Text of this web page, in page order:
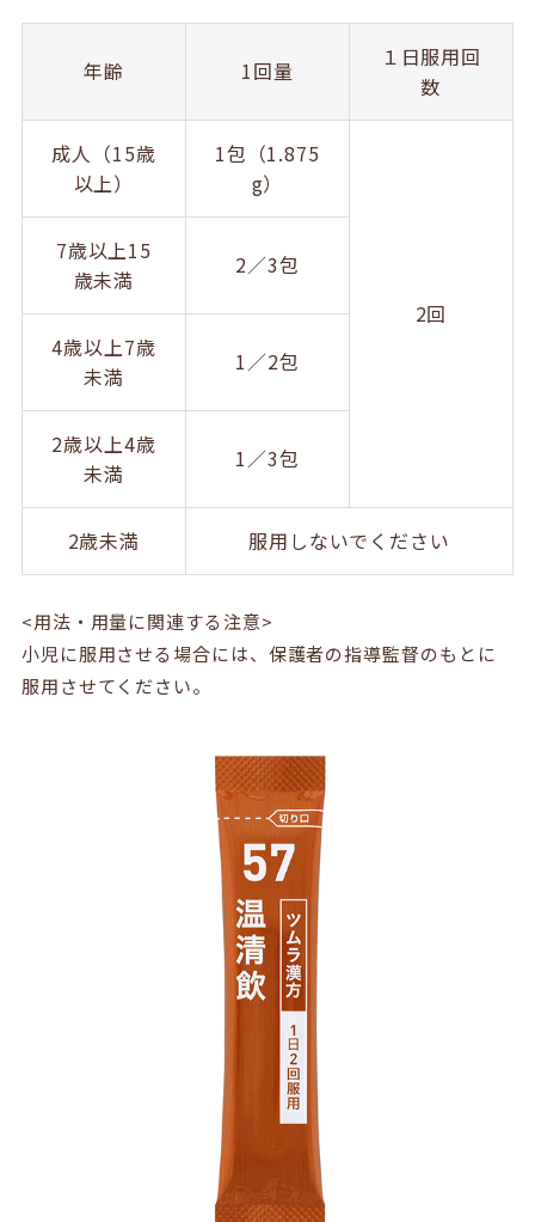
年齢 1回量
１日服用回
数
成人（15歳
以上）
1包（1.875
g）
2回
7歳以上15
歳未満
2／3包
4歳以上7歳
未満
1／2包
2歳以上4歳
未満
1／3包
2歳未満 服用しないでください
<用法・用量に関連する注意>
小児に服用させる場合には、保護者の指導監督のもとに
服用させてください。